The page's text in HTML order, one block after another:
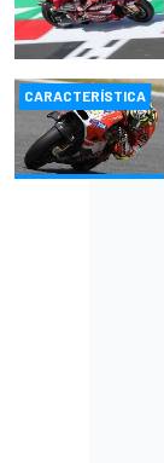
CARACTERÍSTICA